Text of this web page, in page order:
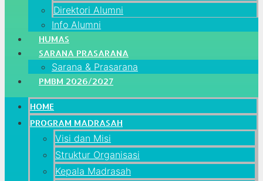
Direktori Alumni
Info Alumni
HUMAS
SARANA PRASARANA
Sarana & Prasarana
PMBM 2026/2027
HOME
PROGRAM MADRASAH
Visi dan Misi
Struktur Organisasi
Kepala Madrasah